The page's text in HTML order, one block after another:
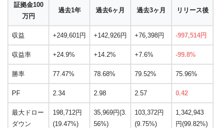
証拠金100
万円
過去1年 過去6ヶ月 過去3ヶ月 リリース後
収益 +249,601円 +142,926円 +76,398円 -997,514円
収益率 +24.9% +14.2% +7.6% -99.8%
勝率 77.47% 78.68% 79.52% 75.96%
PF 2.34 2.98 2.57 0.42
最大ドロー
ダウン
198,712円
(19.47%)
35,969円(3.
56%)
103,372円
(9.75%)
1,342,943
円(99.82%)